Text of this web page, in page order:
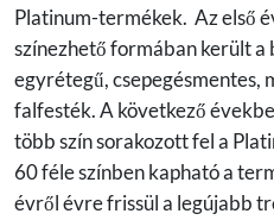
Platinum-termékek. Az első
színezhető formában került a
egyrétegű,
falfesték. A következő
több szín sorakozott fel a
60 féle színben kapható a
évről évre frissül a legújabb